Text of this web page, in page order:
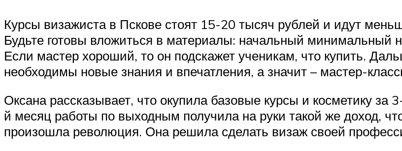
Курсы визажиста в Пскове стоят 15-20 тысяч рублей и идут
Будьте готовы вложиться в материалы: начальный минимальный
Если мастер хороший, то он подскажет ученикам, что купить.
необходимы новые знания и впечатления, а значит – мастер-
Оксана рассказывает, что окупила базовые курсы и косметику за
й месяц работы по выходным получила на руки такой же доход,
произошла революция. Она решила сделать визаж своей